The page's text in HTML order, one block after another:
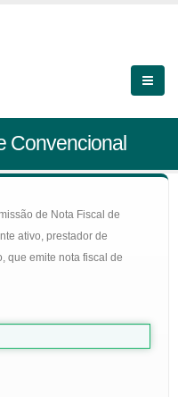
Convencional
de Nota Fiscal de
ativo, prestador de
que emite nota fiscal de